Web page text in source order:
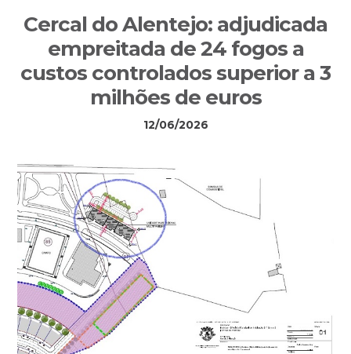
Cercal do Alentejo: adjudicada
empreitada de 24 fogos a
custos controlados superior a 3
milhões de euros
12/06/2026
Sidebar
primária